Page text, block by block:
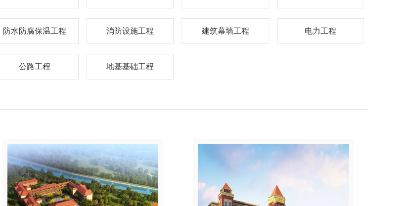
防水防腐保温工程 消防设施工程 建筑幕墙工程 电力工程
公路工程 地基基础工程